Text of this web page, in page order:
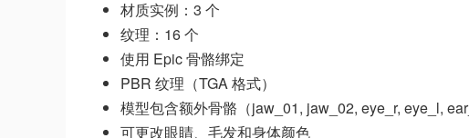
材质实例：3 个
纹理：16 个
使用 Epic 骨骼绑定
PBR 纹理（TGA 格式）
模型包含额外骨骼（jaw_01, jaw_02, eye_r, eye_l,
可更改眼睛、毛发和身体颜色